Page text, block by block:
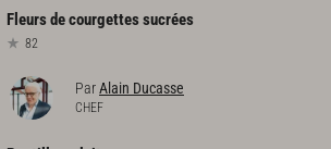
Fleursdecourgettessucrées
82
ParAlain Ducasse
CHEF